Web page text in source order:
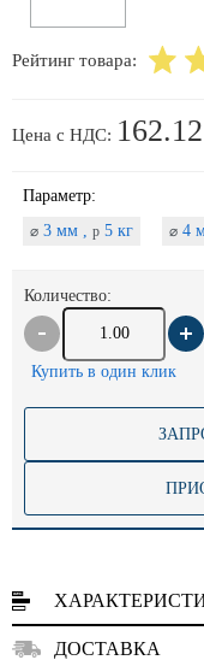
Рейтинг товара:
Цена с НДС: 162.12
Параметр:
⌀ 3 мм , p 5 кг ⌀ 4
Количество:
Купить в один клик
ДОСТАВКА